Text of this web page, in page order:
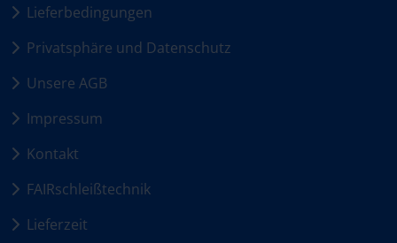
Lieferbedingungen
Privatsphäre und Datenschutz
Unsere AGB
Impressum
Kontakt
FAIRschleißtechnik
Lieferzeit